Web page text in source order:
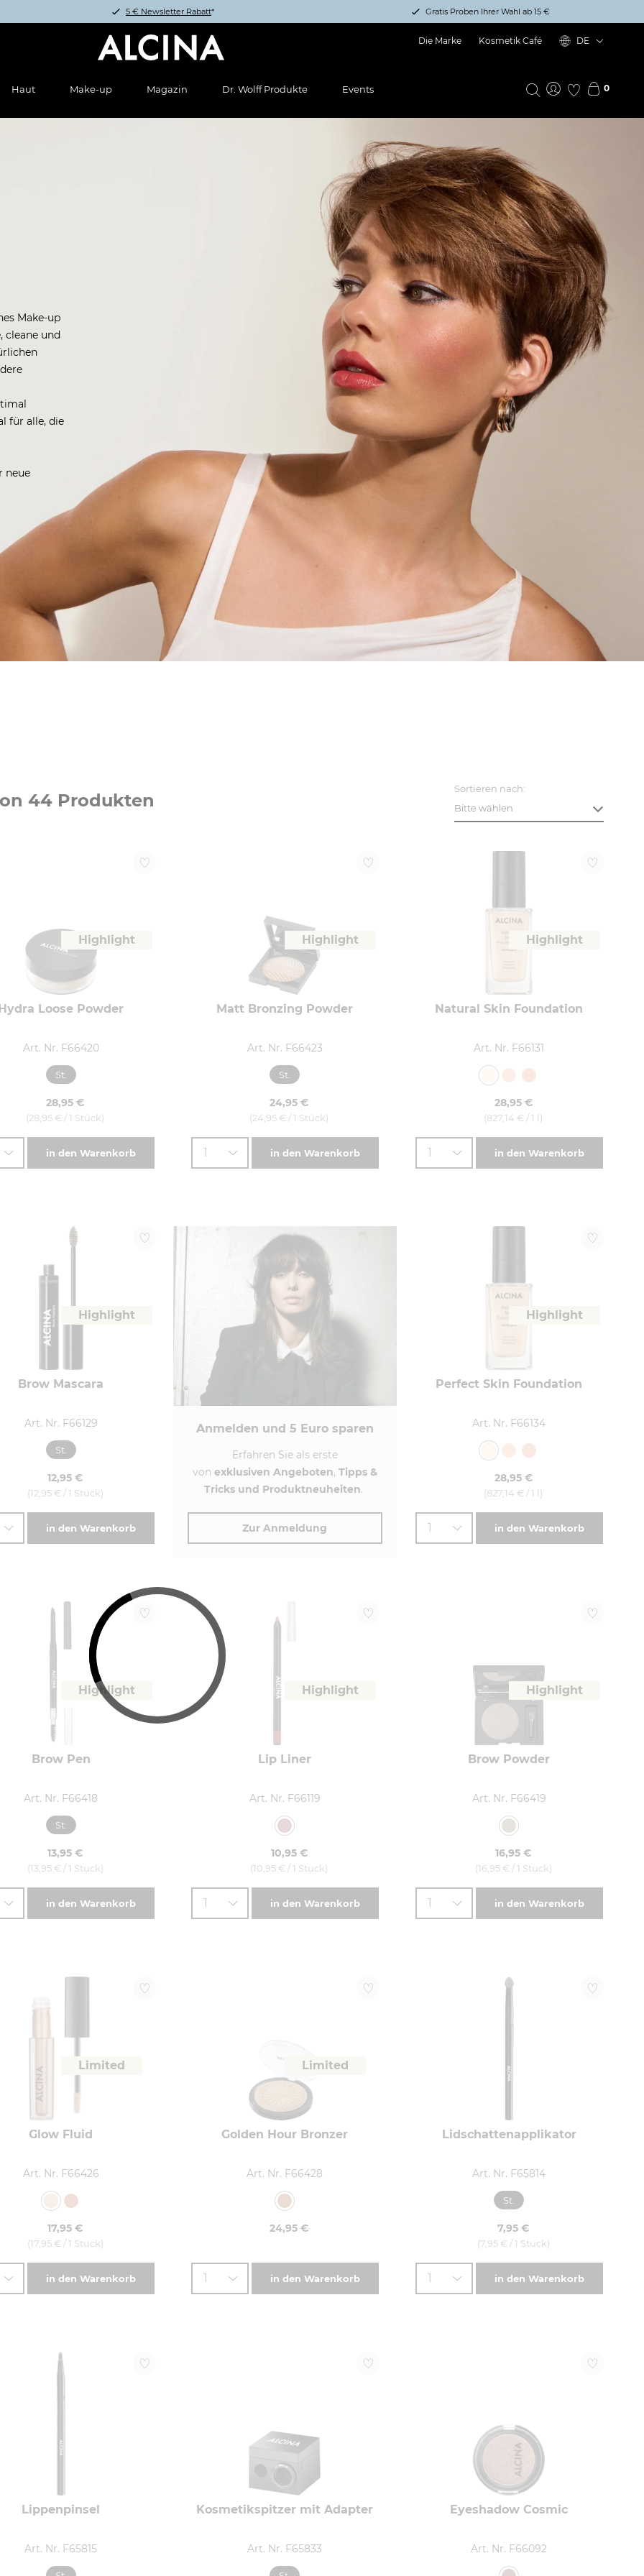
5 € Newsletter Rabatt* Gratis Proben Ihrer Wahl ab 15 €
Die Marke Kosmetik Café DE
0
Haut Make-up Magazin Dr. Wolff Produkte Events
Make-up
cleane und
für alle, die
neue
44 Produkten
Sortieren nach:
Bitte wählen
Highlight
Loose Powder
Art. Nr. F66420
St.
28,95 €
(28,95 € / 1 Stück)
in den Warenkorb
Highlight
Matt Bronzing Powder
Art. Nr. F66423
St.
24,95 €
(24,95 € / 1 Stück)
1 in den Warenkorb
Highlight
Natural Skin Foundation
Art. Nr. F66131
28,95 €
(827,14 € / 1 l)
1 in den Warenkorb
Highlight
Brow Mascara
Art. Nr. F66129
St.
12,95 €
(12,95 € / 1 Stück)
in den Warenkorb
Anmelden und 5 Euro sparen
Erfahren Sie als erste
von exklusiven Angeboten, Tipps &
Tricks und Produktneuheiten.
Zur Anmeldung
Highlight
Perfect Skin Foundation
Art. Nr. F66134
28,95 €
(827,14 € / 1 l)
1 in den Warenkorb
Highlight
Brow Pen
Art. Nr. F66418
St.
13,95 €
(13,95 € / 1 Stück)
in den Warenkorb
Highlight
Lip Liner
Art. Nr. F66119
10,95 €
(10,95 € / 1 Stück)
1 in den Warenkorb
Highlight
Brow Powder
Art. Nr. F66419
16,95 €
(16,95 € / 1 Stück)
1 in den Warenkorb
Limited
Glow Fluid
Art. Nr. F66426
17,95 €
(17,95 € / 1 Stück)
in den Warenkorb
Limited
Golden Hour Bronzer
Art. Nr. F66428
24,95 €
1 in den Warenkorb
Lidschattenapplikator
Art. Nr. F65814
St.
7,95 €
(7,95 € / 1 Stück)
1 in den Warenkorb
Lippenpinsel
Art. Nr. F65815
Kosmetikspitzer mit Adapter
Art. Nr. F65833
Eyeshadow Cosmic
Art. Nr. F66092